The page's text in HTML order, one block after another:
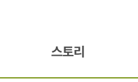
스토리